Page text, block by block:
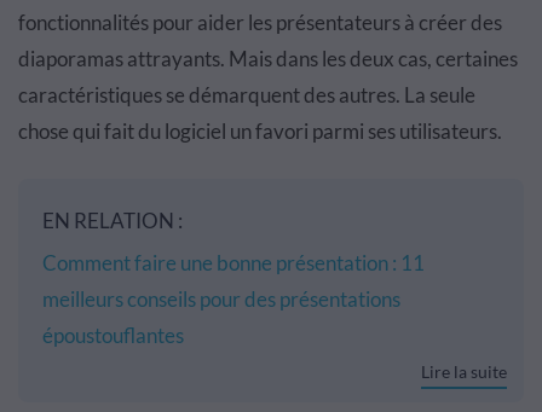
fonctionnalités pour aider les présentateurs à créer des
diaporamas attrayants. Mais dans les deux cas, certaines
caractéristiques se démarquent des autres. La seule
chose qui fait du logiciel un favori parmi ses utilisateurs.
EN RELATION :
Comment faire une bonne présentation : 11
meilleurs conseils pour des présentations
époustouflantes
Lire la suite